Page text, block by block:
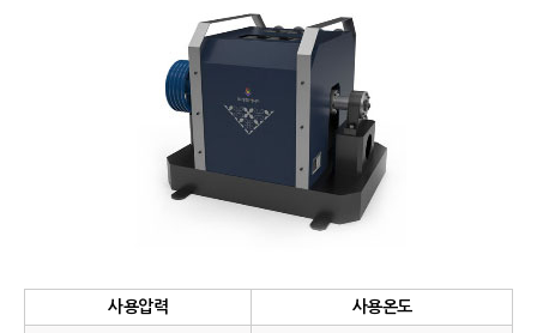
사용압력 사용온도